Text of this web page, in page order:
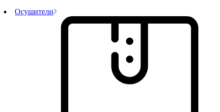
Осушители